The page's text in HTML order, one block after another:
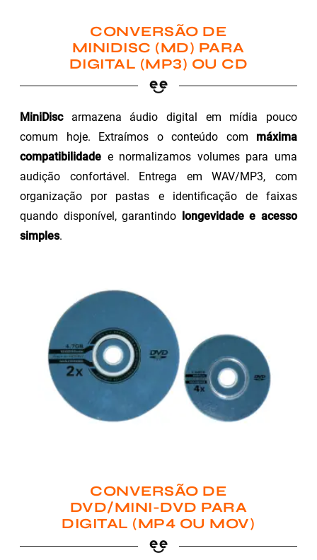
CONVERSÃO DE
MINIDISC (MD) PARA
DIGITAL (MP3) OU CD
MiniDiscarmazena áudio digital em mídia pouco
comum hoje. Extraímos o conteúdo com máxima
compatibilidade e normalizamos volumes para uma
audição confortável. Entrega em WAV/MP3, com
organização por pastas e identificação de faixas
quando disponível, garantindo longevidade e acesso
simples.
CONVERSÃO DE
DVD/MINI-DVD PARA
DIGITAL (MP4 OU MOV)